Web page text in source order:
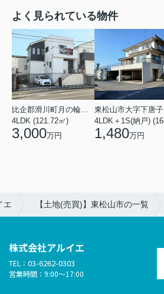
よく見られている物件
4LDK (121.72㎡)
3,000万円
東松山市大字下唐子
1,480万円
エ 【土地(売買)】東松山市の一覧
株式会社アルイエ
TEL： 03-6262-0303
営業時間：9:00～17:00